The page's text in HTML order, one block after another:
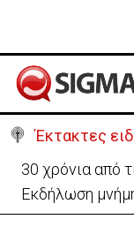
Έκτακτες
30 χρόνια από
Εκδήλωση